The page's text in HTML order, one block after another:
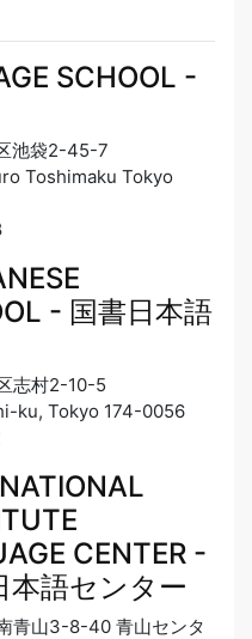
SCHOOL -
池袋2-45-7
Toshimaku Tokyo
- 国書日本語
志村2-10-5
ku, Tokyo 174-0056
CENTER -
本語センター
青山3-8-40 青山センタ